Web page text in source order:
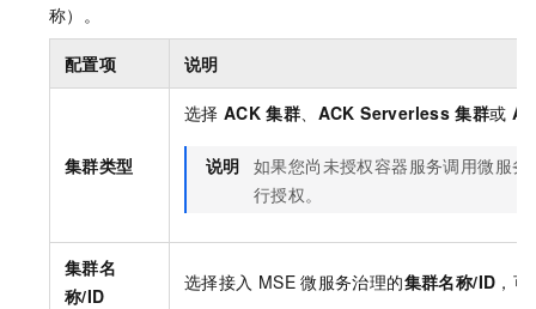
称）。
配置项 说明
集群类型
选择 ACK 集群 ACK Serverless 集群或
说明 如果您尚未授权容器服务调用微服
行授权。
集群名
称/ID
选择接入 MSE 微服务治理的集群名称/ID ，